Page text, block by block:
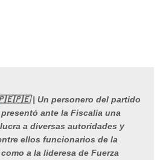
| Un personero del partido
ante la Fiscalía una
a diversas autoridades y
ellos funcionarios de la
a la lideresa de Fuerza